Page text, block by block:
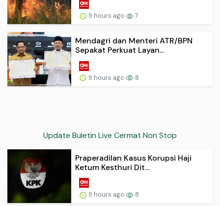
9 hours ago 7
Mendagri dan Menteri ATR/BPN
Sepakat Perkuat Layan...
9 hours ago 8
Update Buletin Live Cermat Non Stop
Praperadilan Kasus Korupsi Haji
Ketum Kesthuri Dit...
9 hours ago 8